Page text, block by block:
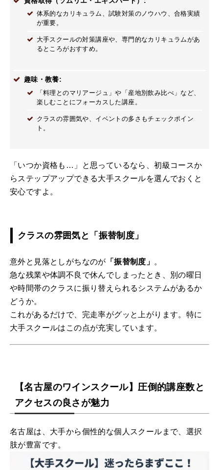
体系的なカリキュラム、試験対策のノウハウ、合格実績
が重要。
大手スクールの対策講座や、専門的なカリキュラムがあ
るところがおすすめ。
趣味・教養:
「料理とのマリアージュ」や「産地別飲み比べ」など、
楽しむことにフォーカスした講座。
クラスの雰囲気や、イベントの多さもチェックポイン
ト。
「いつか資格も…」と思っているなら、初級コースか
らステップアップできる大手スクールを選んでおくと
安心ですよ。
クラスの雰囲気と「振替制度」
意外と見落としがちなのが 「振替制度」 。
急な残業や体調不良で休んでしまったとき、別の曜日
や時間帯のクラスに振り替えられるシステムがあるか
どうか。
これがあるだけで、完走率がグッと上がります。特に
大手スクールはこの点が充実しています。
【名古屋のワインスクール】圧倒的講座数と
アクセスの良さが魅力
名古屋は、大手から個性的な個人スクールまで、選択
肢が豊富です。